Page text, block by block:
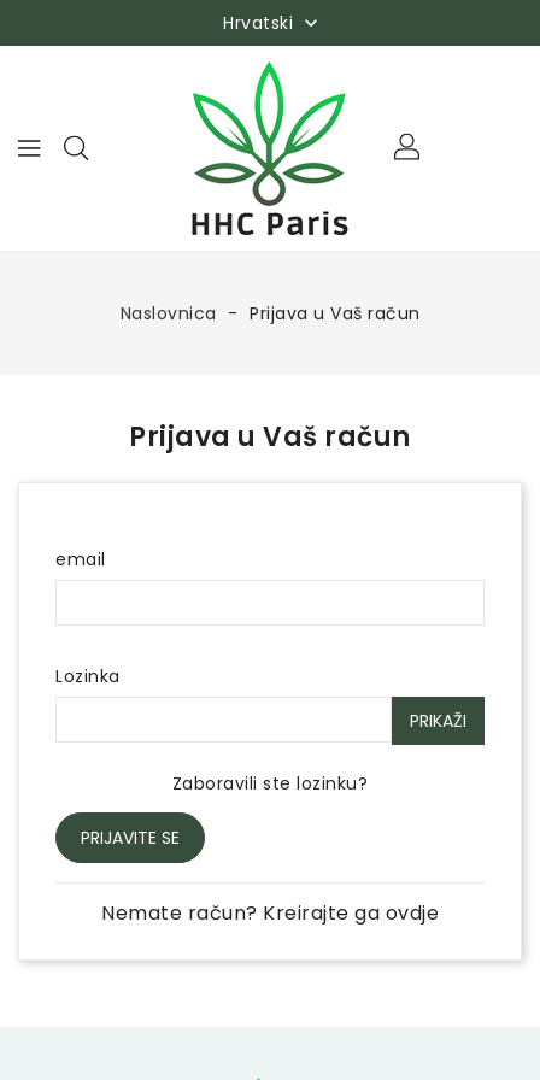
Hrvatski 
Naslovnica Prijava u Vaš račun
Prijava u Vaš račun
email
Lozinka
PRIKAŽI
Zaboravili ste lozinku?
PRIJAVITE SE
Nemate račun? Kreirajte ga ovdje